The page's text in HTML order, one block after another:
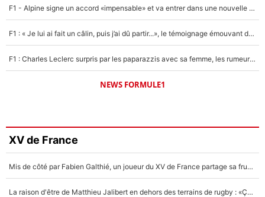
F1 - Alpine signe un accord «impensable» et va entrer dans une nouvelle dimension : Grande nouvelle pour Pierre Gasly !
F1 : « Je lui ai fait un câlin, puis j’ai dû partir...», le témoignage émouvant de Max Verstappen sur sa fille
F1 : Charles Leclerc surpris par les paparazzis avec sa femme, les rumeurs étaient vraies !
NEWS FORMULE1
XV de France
Mis de côté par Fabien Galthié, un joueur du XV de France partage sa frustration : «ils ne me l’ont pas dit tout de suite»
La raison d'être de Matthieu Jalibert en dehors des terrains de rugby : «Ça m'atteint autant que si tu touches à un membre de ma famille»